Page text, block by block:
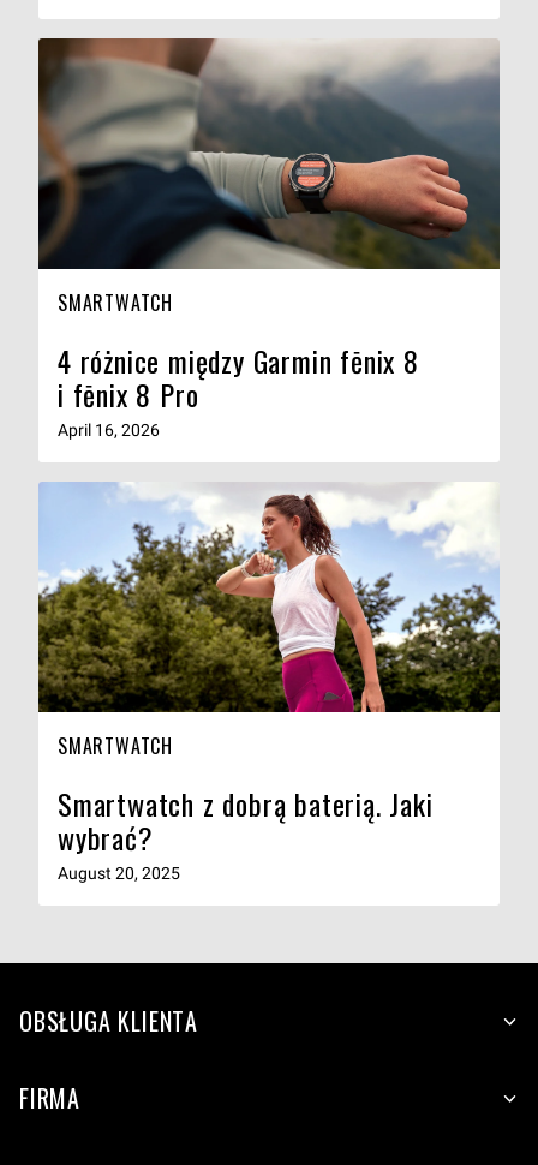
SMARTWATCH
4 różnice między Garmin fēnix 8
i fēnix 8 Pro
April 16, 2026
SMARTWATCH
Smartwatch z dobrą baterią. Jaki
wybrać?
August 20, 2025
OBSŁUGA KLIENTA
FIRMA